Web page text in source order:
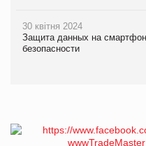
30 квітня 2024
Защита данных на
безопасности